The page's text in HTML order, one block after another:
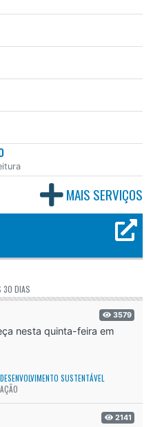
MAIS SERVIÇOS
30 DIAS
3579
nesta quinta-feira em
SUSTENTÁVEL
2141